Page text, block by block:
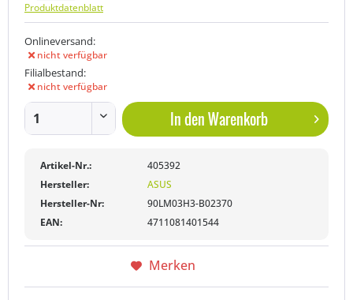
Produktdatenblatt
Onlineversand:
nicht verfügbar
Filialbestand:
nicht verfügbar
In denWarenkorb
Artikel-Nr.:
405392
Hersteller:
ASUS
Hersteller-Nr:
90LM03H3-B02370
EAN:
4711081401544
Merken